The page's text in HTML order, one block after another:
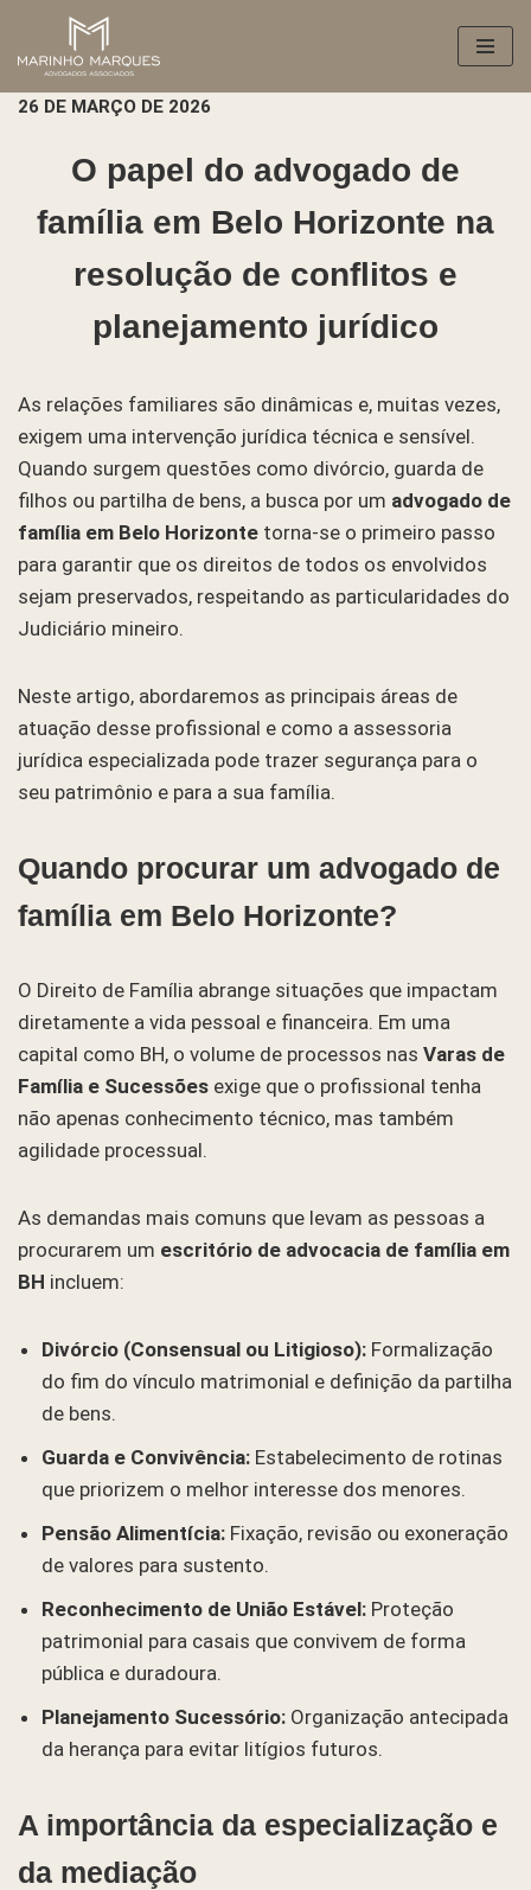
Pular
para
conteúdo
26 DE MARÇO DE 2026
O papel do advogado de
família em Belo Horizonte na
resolução de conflitos e
planejamento jurídico
As relações familiares são dinâmicas e, muitas vezes,
exigem uma intervenção jurídica técnica e sensível.
Quando surgem questões como divórcio, guarda de
filhos ou partilha de bens, a busca por um advogado de
família em Belo Horizonte torna-se o primeiro passo
para garantir que os direitos de todos os envolvidos
sejam preservados, respeitando as particularidades do
Judiciário mineiro.
Neste artigo, abordaremos as principais áreas de
atuação desse profissional e como a assessoria
jurídica especializada pode trazer segurança para o
seu patrimônio e para a sua família.
Quando procurar um advogado de
família em Belo Horizonte?
O Direito de Família abrange situações que impactam
diretamente a vida pessoal e financeira. Em uma
capital como BH, o volume de processos nas Varas de
Família e Sucessões exige que o profissional tenha
não apenas conhecimento técnico, mas também
agilidade processual.
As demandas mais comuns que levam as pessoas a
procurarem um escritório de advocacia de família em
BH incluem:
Divórcio (Consensual ou Litigioso): Formalização
do fim do vínculo matrimonial e definição da partilha
de bens.
Guarda e Convivência: Estabelecimento de rotinas
que priorizem o melhor interesse dos menores.
Pensão Alimentícia: Fixação, revisão ou exoneração
de valores para sustento.
Reconhecimento de União Estável: Proteção
patrimonial para casais que convivem de forma
pública e duradoura.
Planejamento Sucessório: Organização antecipada
da herança para evitar litígios futuros.
A importância da especialização e
da mediação